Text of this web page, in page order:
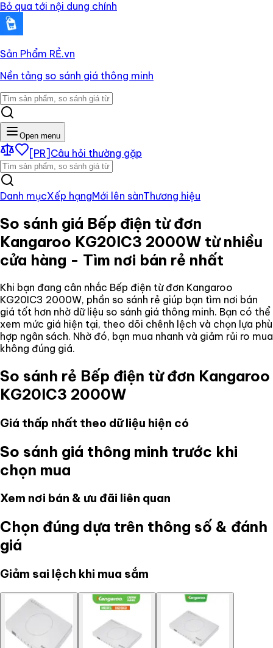
Bỏ qua tới nội dung chính
Sản Phẩm RẺ.vn
Nền tảng so sánh giá thông minh
Open menu
[PR] Câu hỏi thường gặp
Danh mụcXếp hạngMới lên sànThương hiệu
So sánh giá Bếp điện từ đơn
Kangaroo KG20IC3 2000W từ nhiều
cửa hàng - Tìm nơi bán rẻ nhất
Khi bạn đang cân nhắc Bếp điện từ đơn Kangaroo
KG20IC3 2000W, phần so sánh rẻ giúp bạn tìm nơi bán
giá tốt hơn nhờ dữ liệu so sánh giá thông minh. Bạn có thể
xem mức giá hiện tại, theo dõi chênh lệch và chọn lựa phù
hợp ngân sách. Nhờ đó, bạn mua nhanh và giảm rủi ro mua
không đúng giá.
So sánh rẻ Bếp điện từ đơn Kangaroo
KG20IC3 2000W
Giá thấp nhất theo dữ liệu hiện có
So sánh giá thông minh trước khi
chọn mua
Xem nơi bán & ưu đãi liên quan
Chọn đúng dựa trên thông số & đánh
giá
Giảm sai lệch khi mua sắm